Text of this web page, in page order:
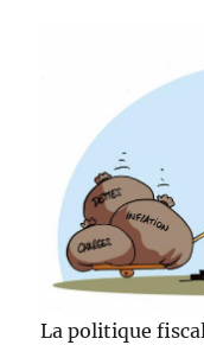
La politique